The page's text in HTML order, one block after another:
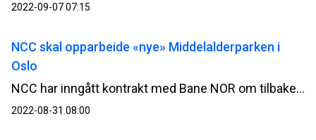
2022-09-07 07:15
NCC skal opparbeide «nye» Middelalderparken i
Oslo
NCC har inngått kontrakt med Bane NOR om tilbakeføring og opprusting av terrenget i Middelalderparken i Oslo. Nye jernbanespor, blant annet til Follobanen, er lagt under parken. Kontrakten har en verdi på ca 140 MNOK.
2022-08-31 08:00